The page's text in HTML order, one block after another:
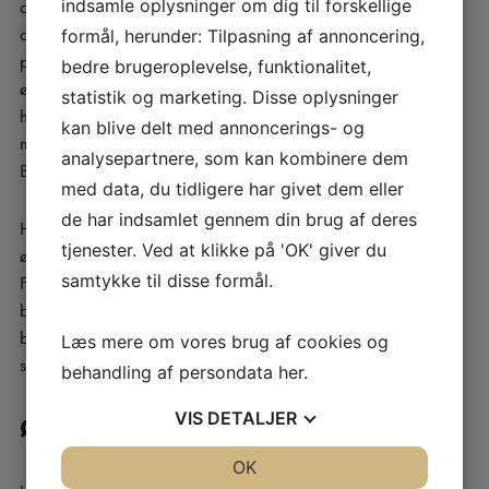
ofte, når du bruger telefon, tablet og computer. Sørg for, at
din computerskærm kommer op i en højde, hvor du ser ligeud
på den og ikke vælter hovedet forover. Hav telefonen oppe i
øjenhøjde, når du bruger den. Hav din tablet stående i en
holder, så du ikke sidder bøjet over den – læg dig evt. på
maven til en afveksling. I det hele taget er afveksling nøglen:
Bevæg nakken, skift stillinger, tag pauser.
Hvis du kan genkende dette symptom, kan du følge vores
øvelsesinstruktion over en kort periode på egen hånd.
Forsvinder smerterne og ubehaget ikke, skal du søge
behandling og instruktion i øvelserne hos en professionel
behandler eller evt. gå til egen læge for at få udredt dit
symptom.
Øvelse til smerter i nakken
indsamle oplysninger om dig til forskellige
formål, herunder: Tilpasning af annoncering,
bedre brugeroplevelse, funktionalitet,
statistik og marketing. Disse oplysninger
kan blive delt med annoncerings- og
analysepartnere, som kan kombinere dem
med data, du tidligere har givet dem eller
de har indsamlet gennem din brug af deres
tjenester. Ved at klikke på 'OK' giver du
samtykke til disse formål.
Læs mere om vores brug af cookies og
behandling af persondata her.
VIS DETALJER
OK